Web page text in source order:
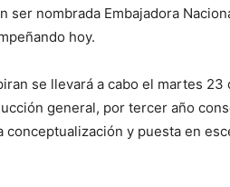
nombrada Embajadora
hoy.
se llevará a cabo el martes 23
general, por tercer año
y puesta en